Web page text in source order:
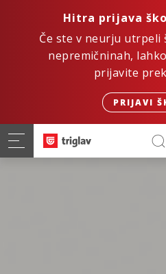
Hitra prijava
Če ste v neurju utrpeli
nepremičninah,
prijavite
PRIJAVI